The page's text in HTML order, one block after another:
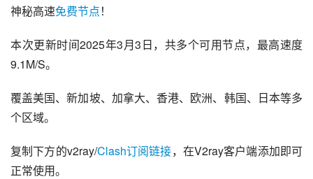
神秘高速免费节点！
本次更新时间2025年3月3日，共多个可用节点，最高速度
9.1M/S。
覆盖美国、新加坡、加拿大、香港、欧洲、韩国、日本等多
个区域。
复制下方的v2ray/Clash订阅链接，在V2ray客户端添加即可
正常使用。